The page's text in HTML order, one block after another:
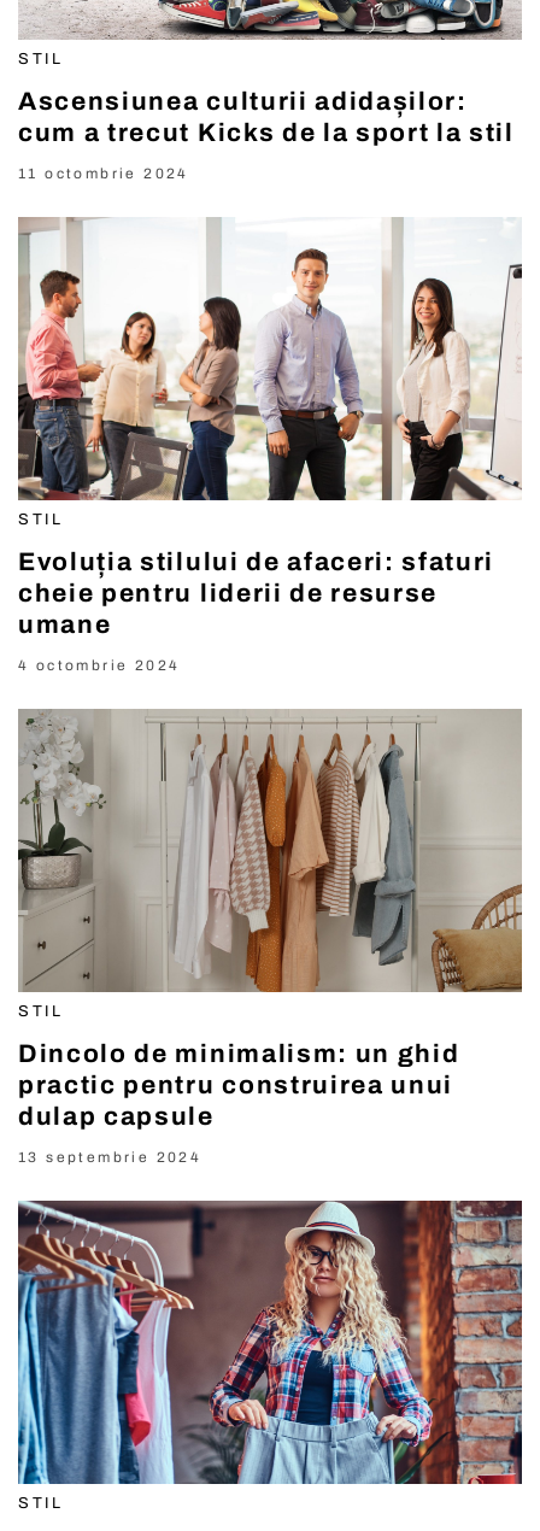
STIL
Ascensiunea culturii adidașilor:
cum a trecut Kicks de la sport la stil
11 octombrie 2024
STIL
Evoluția stilului de afaceri: sfaturi
cheie pentru liderii de resurse
umane
4 octombrie 2024
STIL
Dincolo de minimalism: un ghid
practic pentru construirea unui
dulap capsule
13 septembrie 2024
STIL